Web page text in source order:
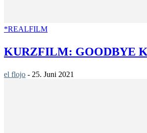
*REALFILM
KURZFILM: GOODBYE
el flojo - 25. Juni 2021